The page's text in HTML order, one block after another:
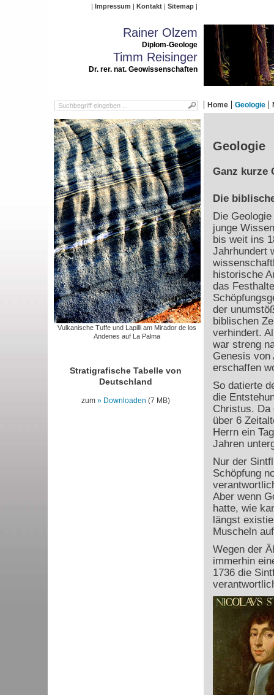
Impressum Kontakt Sitemap
Rainer Olzem
Diplom-Geologe
Timm Reisinger
Dr. rer. nat. Geowissenschaften
Home Geologie
Vulkanische Tuffe und Lapilli am Mirador de los
Andenes auf La Palma
Stratigrafische Tabelle von
Deutschland
zum Downloaden (7 MB)
Geologie
Ganz kurze
Die
Die
junge
bis weit ins
Jahrhundert
historische
das
der
biblischen
verhindert.
war streng
Genesis von
erschaffen
So datierte
die
Christus. Da
über 6
Herrn ein
Jahren
Nur der
Schöpfung
Aber wenn
hatte, wie
längst
Muscheln
Wegen der
immerhin
1736 die